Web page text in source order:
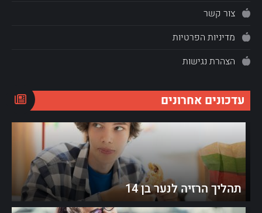
צור קשר
מדיניות הפרטיות
הצהרת נגישות
עדכונים אחרונים
תהליך הרזיה לנער בן 14